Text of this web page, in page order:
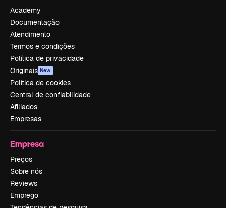
Academy
Documentação
Atendimento
Termos e condições
Política de privacidade
Originais New
Política de cookies
Central de confiabilidade
Afiliados
Empresas
Empresa
Preços
Sobre nós
Reviews
Emprego